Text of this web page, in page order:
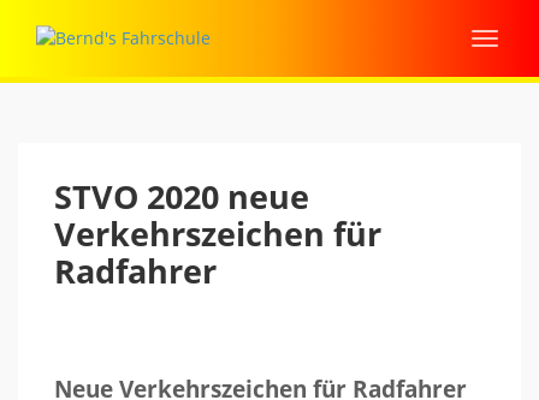
STVO 2020 neue
Verkehrszeichen für
Radfahrer
Neue Verkehrszeichen für Radfahrer